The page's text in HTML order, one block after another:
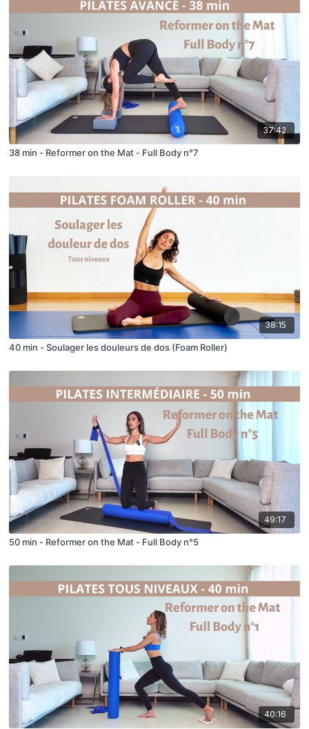
37:42
38 min - Reformer on the Mat - Full Body n°7
38:15
40 min - Soulager les douleurs de dos (Foam Roller)
49:17
50 min - Reformer on the Mat - Full Body n°5
40:16